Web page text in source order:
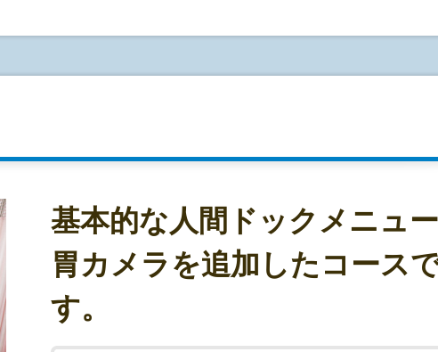
無と、ペプシノゲン判定による胃粘膜の萎縮の度合
査で調べ、胃がんや胃潰瘍、慢性萎縮性胃炎などの
き、除菌治療や必要な治療、経過観察を行うことに
基本的な人間ドックメニュ
胃カメラを追加したコース
す。